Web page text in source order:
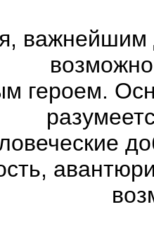
важнейшим
героем.